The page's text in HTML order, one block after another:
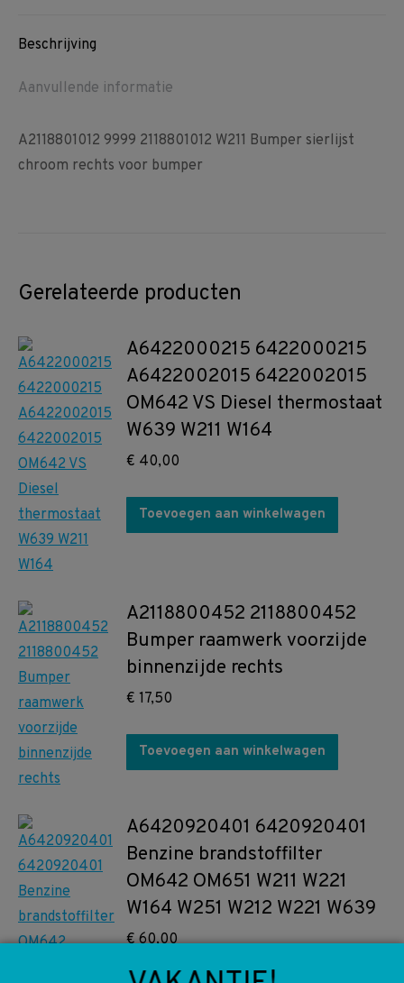
Beschrijving
Aanvullende informatie
A2118801012 9999 2118801012 W211 Bumper sierlijst
chroom rechts voor bumper
Gerelateerde producten
A6422000215 6422000215
A6422002015 6422002015
OM642 VS Diesel thermostaat
W639 W211 W164
€ 40,00
Toevoegen aan winkelwagen
A2118800452 2118800452
Bumper raamwerk voorzijde
binnenzijde rechts
€ 17,50
Toevoegen aan winkelwagen
A6420920401 6420920401
Benzine brandstoffilter
OM642 OM651 W211 W221
W164 W251 W212 W221 W639
€60,00